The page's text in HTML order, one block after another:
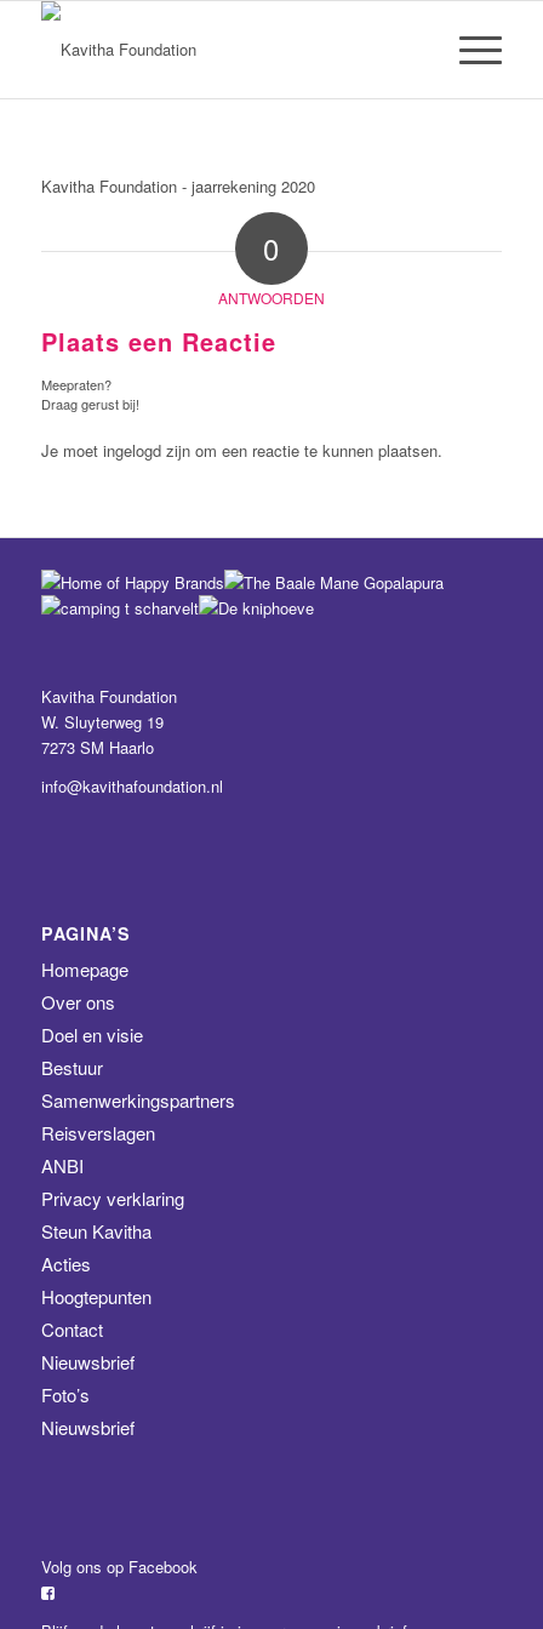
Kavitha Foundation - jaarrekening 2020
0
ANTWOORDEN
Plaats een Reactie
Meepraten?
Draag gerust bij!
Je moet ingelogd zijn om een reactie te kunnen plaatsen.
Kavitha Foundation
W. Sluyterweg 19
7273 SM Haarlo
info@kavithafoundation.nl
PAGINA’S
Homepage
Over ons
Doel en visie
Bestuur
Samenwerkingspartners
Reisverslagen
ANBI
Privacy verklaring
Steun Kavitha
Acties
Hoogtepunten
Contact
Nieuwsbrief
Foto’s
Nieuwsbrief
Volg ons op Facebook